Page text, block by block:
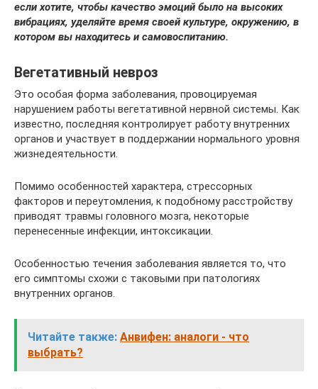
если хотите, чтобы качество эмоций было на высоких
вибрациях, уделяйте время своей культуре, окружению, в
котором вы находитесь и самовоспитанию.
Вегетативный невроз
Это особая форма заболевания, провоцируемая
нарушением работы вегетативной нервной системы. Как
известно, последняя контролирует работу внутренних
органов и участвует в поддержании нормального уровня
жизнедеятельности.
Помимо особенностей характера, стрессорных
факторов и переутомления, к подобному расстройству
приводят травмы головного мозга, некоторые
перенесенные инфекции, интоксикации.
Особенностью течения заболевания является то, что
его симптомы схожи с таковыми при патологиях
внутренних органов.
Читайте также: Анвифен: аналоги - что
выбрать?